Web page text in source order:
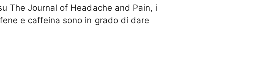
The Journal of Headache and Pain, i
e caffeina sono in grado di dare